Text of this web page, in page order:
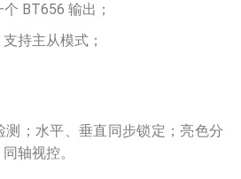
BT656 输出；
持主从模式；
；水平、垂直同步锁定；亮色分
轴视控。